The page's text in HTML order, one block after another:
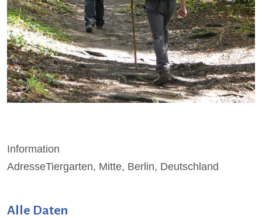
Information
AdresseTiergarten, Mitte, Berlin, Deutschland
Alle Daten